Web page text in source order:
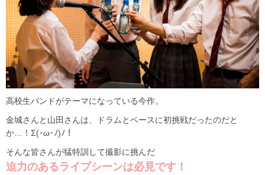
高校生バンドがテーマになっている今作。
金城さんと山田さんは、ドラムとベースに初挑戦だったのだと
か…！Σ(･ω･ﾉ)ﾉ！
そんな皆さんが猛特訓して撮影に挑んだ
迫力のあるライブシーンは必見です！